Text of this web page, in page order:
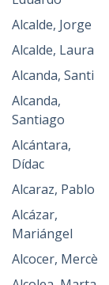
Alcalde, Jorge
Alcalde, Laura
Alcanda, Santi
Alcanda,
Santiago
Alcántara,
Dídac
Alcaraz, Pablo
Alcázar,
Mariángel
Alcocer, Mercè